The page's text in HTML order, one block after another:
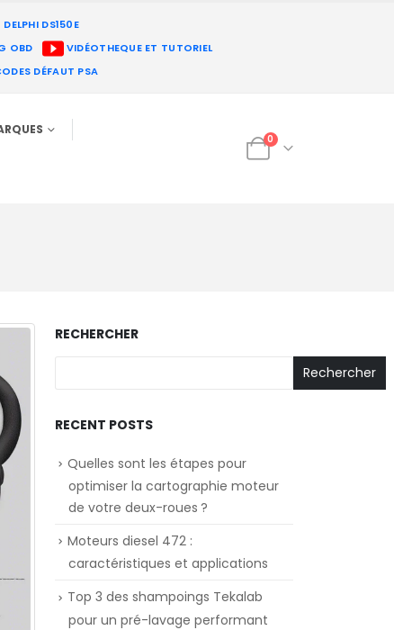
DELPHI DS150E
OBD
VIDÉOTHEQUE ET TUTORIEL
DÉFAUT PSA
0
RECHERCHER
Rechercher
RECENT POSTS
Quelles sont les étapes pour
optimiser la cartographie moteur
de votre deux-roues ?
Moteurs diesel 472 :
caractéristiques et applications
Top 3 des shampoings Tekalab
pour un pré-lavage performant